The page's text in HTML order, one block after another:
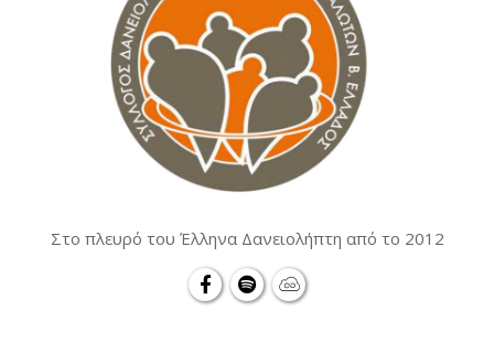
Στο πλευρό του Έλληνα Δανειολήπτη από το 2012